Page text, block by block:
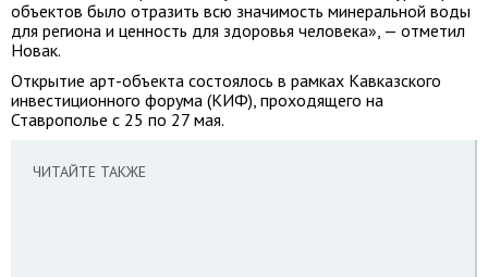
объектов было отразить всю значимость минеральной воды
для региона и ценность для здоровья человека», — отметил
Новак.
Открытие арт-объекта состоялось в рамках Кавказского
инвестиционного форума (КИФ), проходящего на
Ставрополье с 25 по 27 мая.
ЧИТАЙТЕ ТАКЖЕ